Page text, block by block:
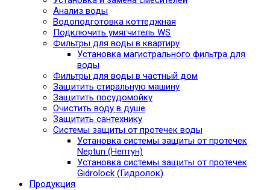
Анализ воды
Водоподготовка коттеджная
Подключить умягчитель WS
Фильтры для воды в квартиру
Установка магистрального фильтра для
воды
Фильтры для воды в частный дом
Защитить стиральную машину
Защитить посудомойку
Очистить воду в душе
Защитить сантехнику
Системы защиты от протечек воды
Установка системы защиты от протечек
Neptun (Нептун)
Установка системы защиты от протечек
Gidrolock (Гидролок)
Продукция